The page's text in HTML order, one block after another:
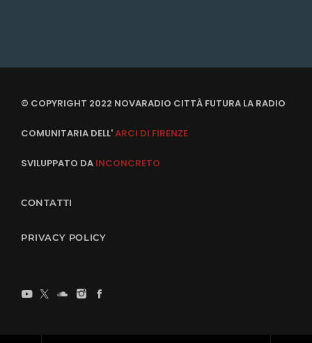
© COPYRIGHT 2022 NOVARADIO CITTÀ FUTURA LA RADIO
COMUNITARIA DELL'ARCI DI FIRENZE
SVILUPPATO DA INCONCRETO
CONTATTI
PRIVACY POLICY